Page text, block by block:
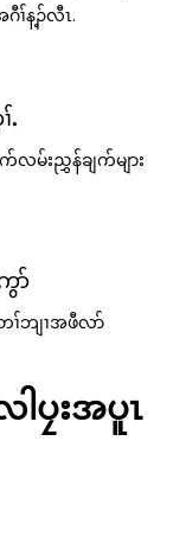
ၢ်န့ၣ်လီၤ.
.
မ်းညွှန်ချက်များ
ာ်
ၢ်ဘျၢအဖီလာ်
ပၠးအပူၤ